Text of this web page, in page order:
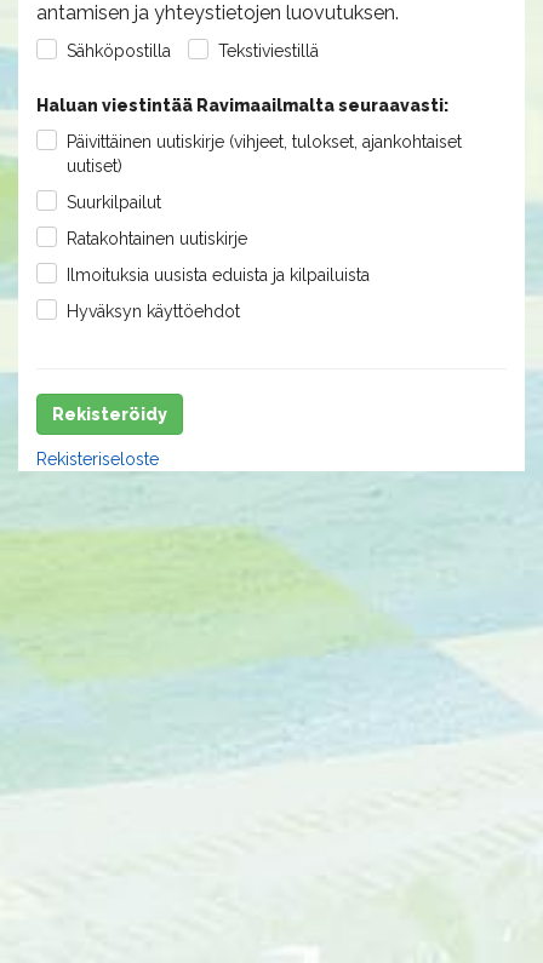
antamisen ja yhteystietojen luovutuksen.
Sähköpostilla Tekstiviestillä
Haluan viestintää Ravimaailmalta seuraavasti:
Päivittäinen uutiskirje (vihjeet, tulokset, ajankohtaiset
uutiset)
Suurkilpailut
Ratakohtainen uutiskirje
Ilmoituksia uusista eduista ja kilpailuista
Hyväksyn käyttöehdot
Rekisteröidy
Rekisteriseloste